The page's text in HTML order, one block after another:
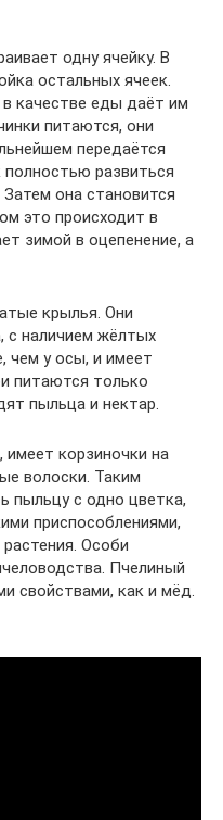
одну ячейку. В
остальных ячеек.
в качестве еды даёт им
питаются, они
передаётся
развиться
она становится
это происходит в
зимой в оцепенение, а
крылья. Они
с наличием жёлтых
чем у осы, и имеет
питаются только
пыльца и нектар.
корзиночки на
волоски. Таким
пыльцу с одно цветка,
приспособлениями,
Особи
Пчелиный
свойствами, как и мёд.